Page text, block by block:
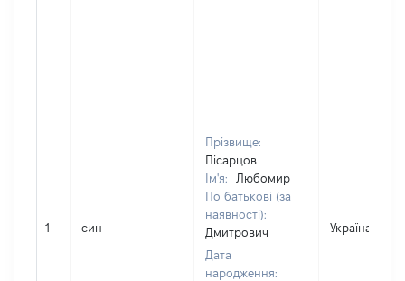
1 син
Прізвище:
Пісарцов
Ім'я:
Любомир
По батькові (за
наявності):
Дмитрович
Дата
народження:
Україна